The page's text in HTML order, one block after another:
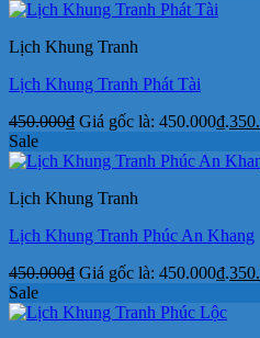
Lịch Khung Tranh
Lịch Khung Tranh Phát Tài
450.000₫ Giá gốc là: 450.000₫.
Sale
Lịch Khung Tranh
Lịch Khung Tranh Phúc An Khang
450.000₫ Giá gốc là: 450.000₫.
Sale